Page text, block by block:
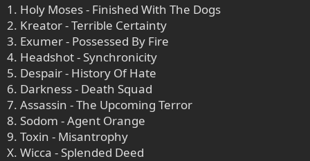
n
:
1. Holy Moses - Finished With The Dogs
2. Kreator - Terrible Certainty
3. Exumer - Possessed By Fire
4. Headshot - Synchronicity
5. Despair - History Of Hate
6. Darkness - Death Squad
7. Assassin - The Upcoming Terror
8. Sodom - Agent Orange
9. Toxin - Misantrophy
X. Wicca - Splended Deed